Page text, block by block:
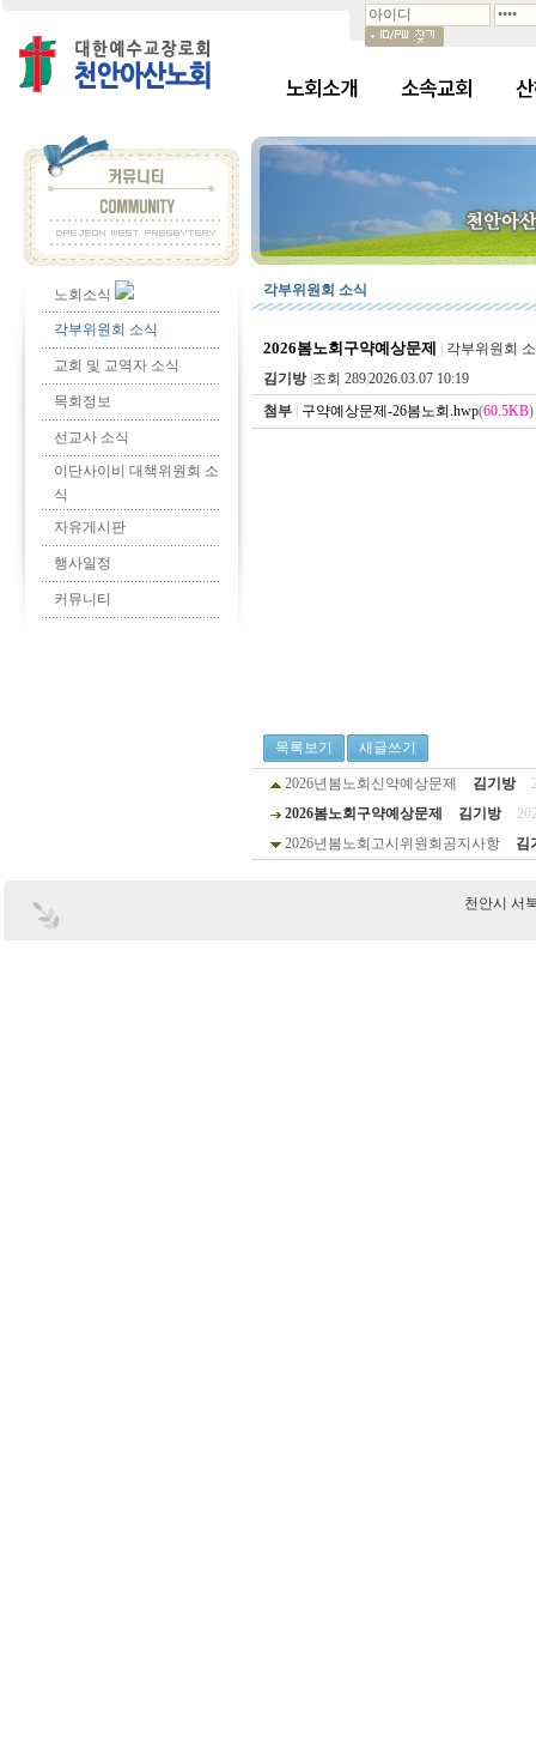
노회소개 소속교회
노회소식
각부위원회 소식
교회 및 교역자 소식
목회정보
선교사 소식
이단사이비 대책위원회 소
식
자유게시판
행사일정
커뮤니티
각부위원회 소식
2026봄노회구약예상문제
각부위원회
김기방 조회 2892026.03.07 10:19
첨부
구약예상문제-26봄노회.hwp(60.5KB)
목록보기 새글쓰기
2026년봄노회신약예상문제 김기방
2026봄노회구약예상문제
김기방
2026년봄노회고시위원회공지사항
김
천안시 서